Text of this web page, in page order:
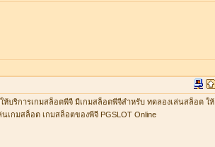
บริการเกมสล็อตพีจี มีเกมสล็อตพีจีสำหรับ ทดลองเล่นสล็อต ให้
เกมสล็อต เกมสล็อตของพีจี PGSLOT Online